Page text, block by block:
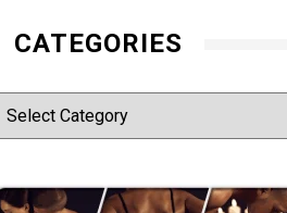
CATEGORIES